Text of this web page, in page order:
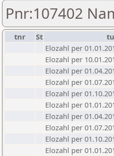
Pnr:107402
tnr St
Elozahl per
Elozahl per
Elozahl per
Elozahl per
Elozahl per
Elozahl per
Elozahl per
Elozahl per
Elozahl per
Elozahl per